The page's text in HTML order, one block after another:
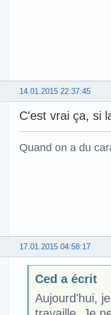
14.01.2015 22:37:45
C'est vrai ça, si
Quand on a du
17.01.2015 04:58:17
Ced a écrit
Aujourd'hui,